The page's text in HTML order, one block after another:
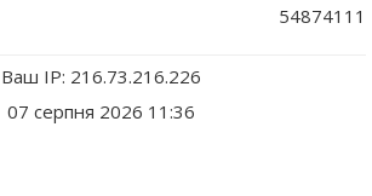
54874111
Ваш IP: 216.73.216.226
07 серпня 2026 11:36